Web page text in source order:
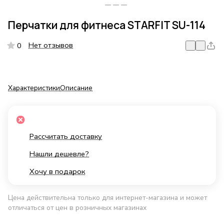
Перчатки для фитнеса STARFIT SU-114
0 Нет отзывов
ХарактеристикиОписание
Рассчитать доставку
Нашли дешевле?
Хочу в подарок
Цена действительна только для интернет-магазина и может
отличаться от цен в розничных магазинах